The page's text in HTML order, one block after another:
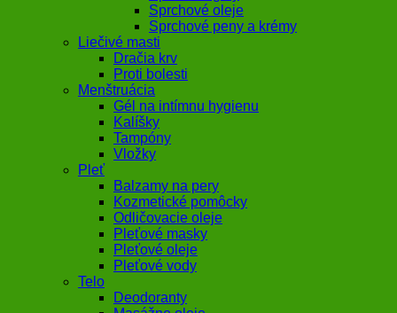
Sprchové oleje
Sprchové peny a krémy
Liečivé masti
Dračia krv
Proti bolesti
Menštruácia
Gél na intímnu hygienu
Kalíšky
Tampóny
Vložky
Pleť
Balzamy na pery
Kozmetické pomôcky
Odličovacie oleje
Pleťové masky
Pleťové oleje
Pleťové vody
Telo
Deodoranty